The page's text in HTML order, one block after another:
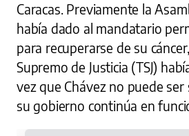
Caracas. Previamente la
había dado al mandatario
para recuperarse de su
Supremo de Justicia (TSJ)
vez que Chávez no puede
su gobierno continúa en